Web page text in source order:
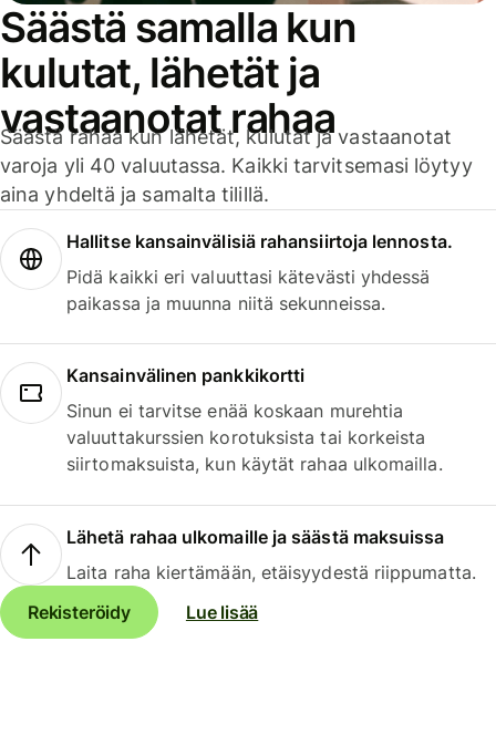
Säästä samalla kun
kulutat, lähetät ja
vastaanotat rahaa
Säästä rahaa kun lähetät, kulutat ja vastaanotat
varoja yli 40 valuutassa. Kaikki tarvitsemasi löytyy
aina yhdeltä ja samalta tilillä.
Hallitse kansainvälisiä rahansiirtoja lennosta.
Pidä kaikki eri valuuttasi kätevästi yhdessä
paikassa ja muunna niitä sekunneissa.
Kansainvälinen pankkikortti
Sinun ei tarvitse enää koskaan murehtia
valuuttakurssien korotuksista tai korkeista
siirtomaksuista, kun käytät rahaa ulkomailla.
Lähetä rahaa ulkomaille ja säästä maksuissa
Laita raha kiertämään, etäisyydestä riippumatta.
Rekisteröidy
Lue lisää